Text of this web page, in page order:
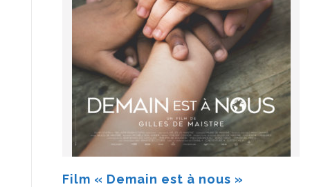
Film « Demain est à nous »